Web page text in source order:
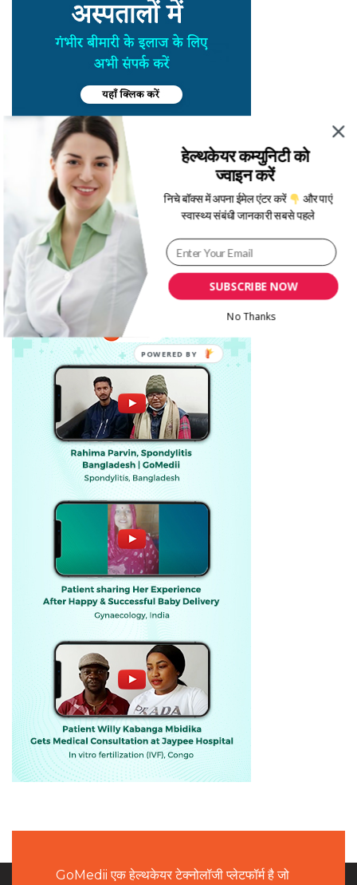
GoMedii एक हेल्थकेयर टेक्नोलॉजी प्लेटफॉर्म है जो
SUBSCRIBE NOW
हेल्थकेयर कम्युनिटी को
ज्वाइन करें
निचे बॉक्स में अपना ईमेल एंटर करें
और पाएं
स्वास्थ्य संबंधी जानकारी सबसे पहले
No Thanks
POWERED BY